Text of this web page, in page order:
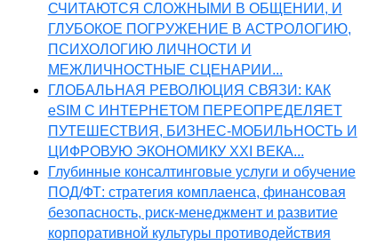
СЧИТАЮТСЯ СЛОЖНЫМИ В ОБЩЕНИИ, И
ГЛУБОКОЕ ПОГРУЖЕНИЕ В АСТРОЛОГИЮ,
ПСИХОЛОГИЮ ЛИЧНОСТИ И
МЕЖЛИЧНОСТНЫЕ СЦЕНАРИИ...
ГЛОБАЛЬНАЯ РЕВОЛЮЦИЯ СВЯЗИ: КАК
eSIM С ИНТЕРНЕТОМ ПЕРЕОПРЕДЕЛЯЕТ
ПУТЕШЕСТВИЯ, БИЗНЕС-МОБИЛЬНОСТЬ И
ЦИФРОВУЮ ЭКОНОМИКУ XXI ВЕКА...
Глубинные консалтинговые услуги и обучение
ПОД/ФТ: стратегия комплаенса, финансовая
безопасность, риск-менеджмент и развитие
корпоративной культуры противодействия